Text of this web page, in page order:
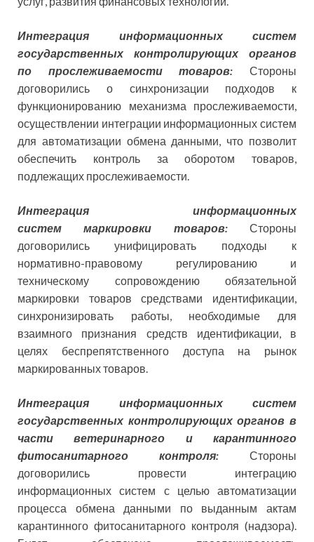
Интеграция информационных систем
государственных контролирующих органов
по прослеживаемости товаров: Стороны
договорились о синхронизации подходов к
функционированию механизма прослеживаемости,
осуществлении интеграции информационных систем
для автоматизации обмена данными, что позволит
обеспечить контроль за оборотом товаров,
подлежащих прослеживаемости.
Интеграция информационных
систем маркировки товаров:Стороны
договорились унифицировать подходы к
нормативно-правовому регулированию и
техническому сопровождению обязательной
маркировки товаров средствами идентификации,
синхронизировать работы, необходимые для
взаимного признания средств идентификации, в
целях беспрепятственного доступа на рынок
маркированных товаров.
Интеграция информационных систем
государственных контролирующих органов в
части ветеринарного и карантинного
фитосанитарного контроля: Стороны
договорились провести интеграцию
информационных систем с целью автоматизации
процесса обмена данными по выданным актам
карантинного фитосанитарного контроля (надзора).